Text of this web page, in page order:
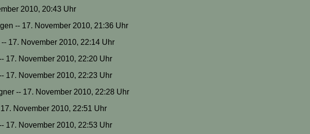
2010, 20:43 Uhr
-- 17. November 2010, 21:36 Uhr
-- 17. November 2010, 22:14 Uhr
17. November 2010, 22:20 Uhr
17. November 2010, 22:23 Uhr
-- 17. November 2010, 22:28 Uhr
November 2010, 22:51 Uhr
17. November 2010, 22:53 Uhr